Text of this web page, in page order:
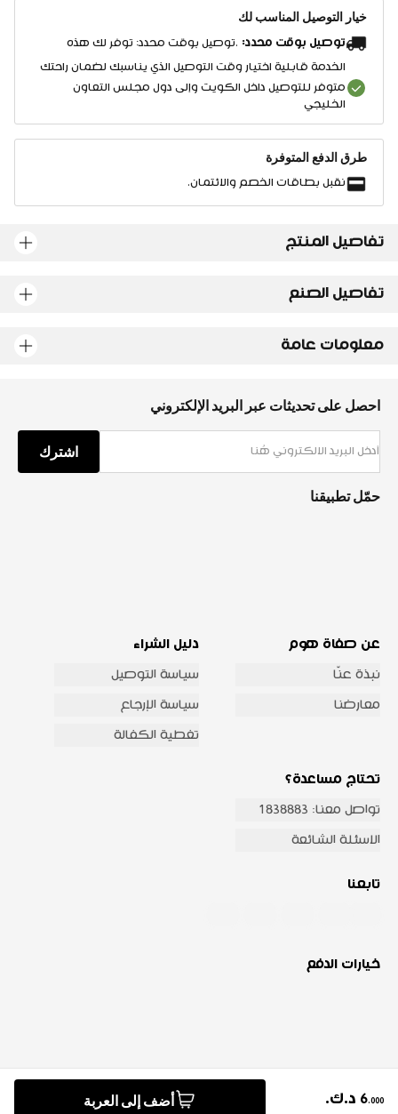
6.000 د.ك. أضف إلى العربة
خيار التوصيل المناسب لك
توصيل بوقت محدد: .توصيل بوقت محدد: توفر لك هذه
الخدمة قابلية اختيار وقت التوصيل الذي يناسبك لضمان راحتك
متوفر للتوصيل داخل الكويت وإلى دول مجلس التعاون
الخليجي
طرق الدفع المتوفرة
نقبل بطاقات الخصم والائتمان.
تفاصيل المنتج
تفاصيل الصنع
معلومات عامة
احصل على تحديثات عبر البريد الإلكتروني
اشترك
حمّل تطبيقنا
عن صفاة هوم
نبذة عنّا
معارضنا
دليل الشراء
سياسة التوصيل
سياسة الإرجاع
تغطية الكفالة
تحتاج مساعدة؟
تواصل معنا: 1838883
الاسئلة الشائعة
تابعنا
خيارات الدفع
© 2026 شركة صفاة هوم للتجارة العامة والمقاولات جميع الحقوق